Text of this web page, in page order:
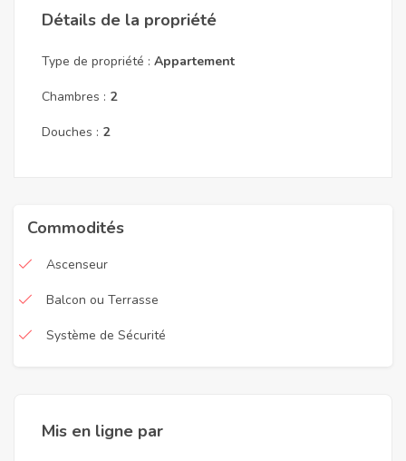
Détails de la propriété
Type de propriété : Appartement
Chambres : 2
Douches : 2
Commodités
Ascenseur
Balcon ou Terrasse
Système de Sécurité
Mis en ligne par